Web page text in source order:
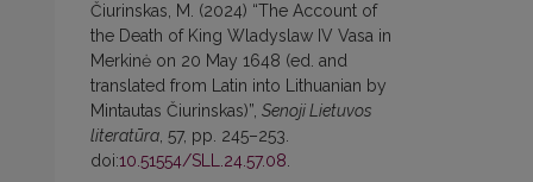
Čiurinskas, M. (2024) “The Account of
the Death of King Wladyslaw IV Vasa in
Merkinė on 20 May 1648 (ed. and
translated from Latin into Lithuanian by
Mintautas Čiurinskas)”, Senoji Lietuvos
literatūra , 57, pp. 245–253.
doi:10.51554/SLL.24.57.08